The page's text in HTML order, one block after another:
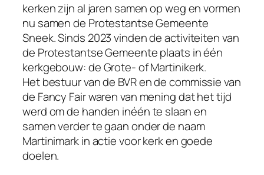
kerken zijn al jaren samen op weg en vormen
nu samen de Protestantse Gemeente
Sneek. Sinds 2023 vinden de activiteiten van
de Protestantse Gemeente plaats in één
kerkgebouw: de Grote- of Martinikerk.
Het bestuur van de BVR en de commissie van
de Fancy Fair waren van mening dat het tijd
werd om de handen inéén te slaan en
samen verder te gaan onder de naam
Martinimark in actie voor kerk en goede
doelen.